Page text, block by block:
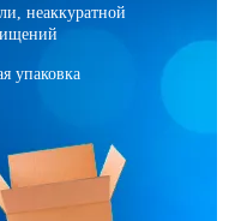
неаккуратной
упаковка